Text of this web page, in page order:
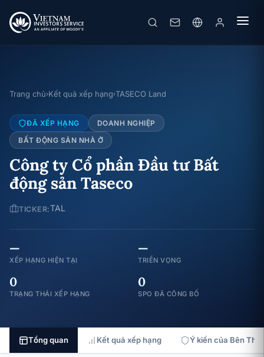
Trang chủ›Kết quả xếp hạng›TASECO Land
ĐÃ XẾP HẠNG
DOANH NGHIỆP
BẤT ĐỘNG SẢN NHÀ Ở
Công ty Cổ phần Đầu tư Bất
động sản Taseco
TICKER:TAL
—
XẾP HẠNG HIỆN TẠI
—
TRIỂN VỌNG
0
TRẠNG THÁI XẾP HẠNG
0
SPO ĐÃ CÔNG BỐ
Tổng quan Kết quả xếp hạng Ý kiến của Bên Thứ